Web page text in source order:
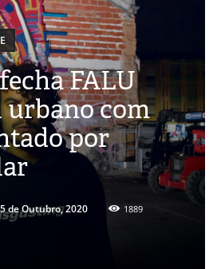
FALU
com
por
de Outubro, 2020 1889